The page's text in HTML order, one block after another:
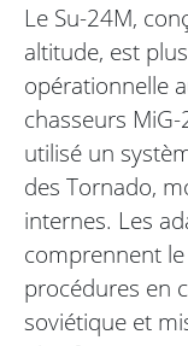
Le Su-24M,
altitude, est
opérationnelle
chasseurs
utilisé un
des Tornado,
internes. Les
comprennent le
procédures en
soviétique et